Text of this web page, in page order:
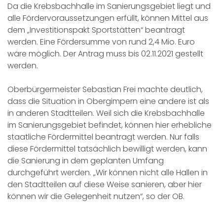
Da die Krebsbachhalle im Sanierungsgebiet liegt und
alle Fördervoraussetzungen erfüllt, können Mittel aus
dem „Investitionspakt Sportstätten“ beantragt
werden. Eine Fördersumme von rund 2,4 Mio. Euro
wäre möglich. Der Antrag muss bis 02.11.2021 gestellt
werden.
Oberbürgermeister Sebastian Frei machte deutlich,
dass die Situation in Obergimpern eine andere ist als
in anderen Stadtteilen. Weil sich die Krebsbachhalle
im Sanierungsgebiet befindet, können hier erhebliche
staatliche Fördermittel beantragt werden. Nur falls
diese Fördermittel tatsächlich bewilligt werden, kann
die Sanierung in dem geplanten Umfang
durchgeführt werden. „Wir können nicht alle Hallen in
den Stadtteilen auf diese Weise sanieren, aber hier
können wir die Gelegenheit nutzen“, so der OB.